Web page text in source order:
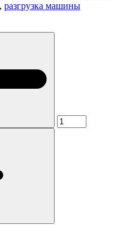
, разгрузка машины